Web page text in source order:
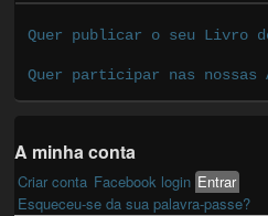
Quer publicar o seu Livro
Quer participar nas nossas
A minha conta
Primary tabs
Criar conta Facebook login Entrar
Esqueceu-se da sua palavra-passe?